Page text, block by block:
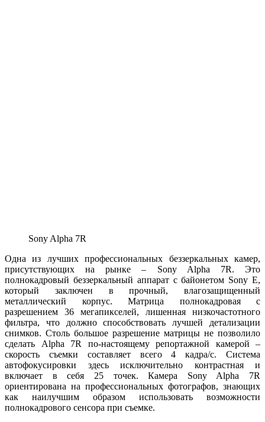
Sony Alpha 7R
Одна из лучших профессиональных беззеркальных камер,
присутствующих на рынке – Sony Alpha 7R. Это
полнокадровый беззеркальный аппарат с байонетом Sony E,
который заключен в прочный, влагозащищенный
металлический корпус. Матрица полнокадровая с
разрешением 36 мегапикселей, лишенная низкочастотного
фильтра, что должно способствовать лучшей детализации
снимков. Столь большое разрешение матрицы не позволило
сделать Alpha 7R по-настоящему репортажной камерой –
скорость съемки составляет всего 4 кадра/с. Система
автофокусировки здесь исключительно контрастная и
включает в себя 25 точек. Камера Sony Alpha 7R
ориентирована на профессиональных фотографов, знающих
как наилучшим образом использовать возможности
полнокадрового сенсора при съемке.